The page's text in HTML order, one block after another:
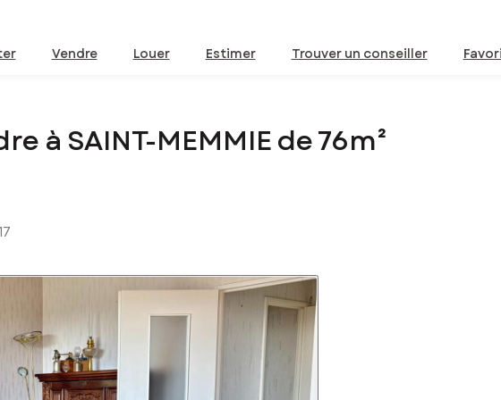
Vendre Louer Estimer Trouver un conseiller
à SAINT-MEMMIE de 76m²